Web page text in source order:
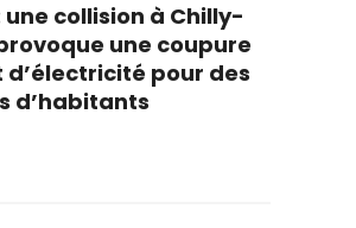
une collision à Chilly-
une coupure
d’électricité pour des
d’habitants